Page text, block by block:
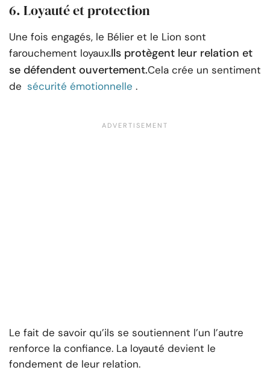
6. Loyauté et protection
Une fois engagés, le Bélier et le Lion sont
farouchement loyaux.Ils protègent leur relation et
se défendent ouvertement.Cela crée un sentiment
de sécurité émotionnelle .
Le fait de savoir qu’ils se soutiennent l’un l’autre
renforce la confiance. La loyauté devient le
fondement de leur relation.